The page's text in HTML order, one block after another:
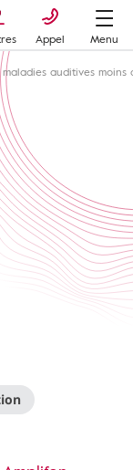
Appel
Menu
maladies auditives moins